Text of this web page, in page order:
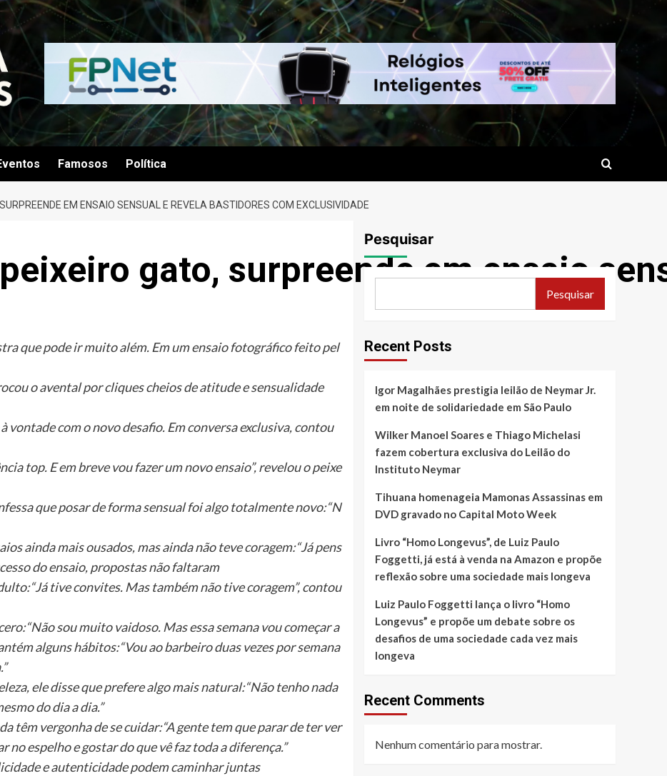
Famosos Política
EM ENSAIO SENSUAL E REVELA BASTIDORES COM EXCLUSIVIDADE
gato, surpreende em ensaio
que pode ir muito além. Em um ensaio fotográfico feito pel
o avental por cliques cheios de atitude e sensualidade
vontade com o novo desafio. Em conversa exclusiva, contou
top. E em breve vou fazer um novo ensaio”, revelou o peixe
que posar de forma sensual foi algo totalmente novo:“N
ainda mais ousados, mas ainda não teve coragem:“Já pens
do ensaio, propostas não faltaram
tive convites. Mas também não tive coragem”, contou
sou muito vaidoso. Mas essa semana vou começar a
alguns hábitos:“Vou ao barbeiro duas vezes por semana
ele disse que prefere algo mais natural:“Não tenho nada
do dia a dia.”
têm vergonha de se cuidar:“A gente tem que parar de ter ver
no espelho e gostar do que vê faz toda a diferença.”
e autenticidade podem caminhar juntas
Pesquisar
Pesquisar
Recent Posts
Igor Magalhães prestigia leilão de Neymar Jr.
em noite de solidariedade em São Paulo
Wilker Manoel Soares e Thiago Michelasi
fazem cobertura exclusiva do Leilão do
Instituto Neymar
Tihuana homenageia Mamonas Assassinas em
DVD gravado no Capital Moto Week
Livro “Homo Longevus”, de Luiz Paulo
Foggetti, já está à venda na Amazon e propõe
reflexão sobre uma sociedade mais longeva
Luiz Paulo Foggetti lança o livro “Homo
Longevus” e propõe um debate sobre os
desafios de uma sociedade cada vez mais
longeva
Recent Comments
Nenhum comentário para mostrar.